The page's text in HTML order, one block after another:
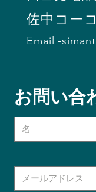
佐中コー
Email -
お問い合